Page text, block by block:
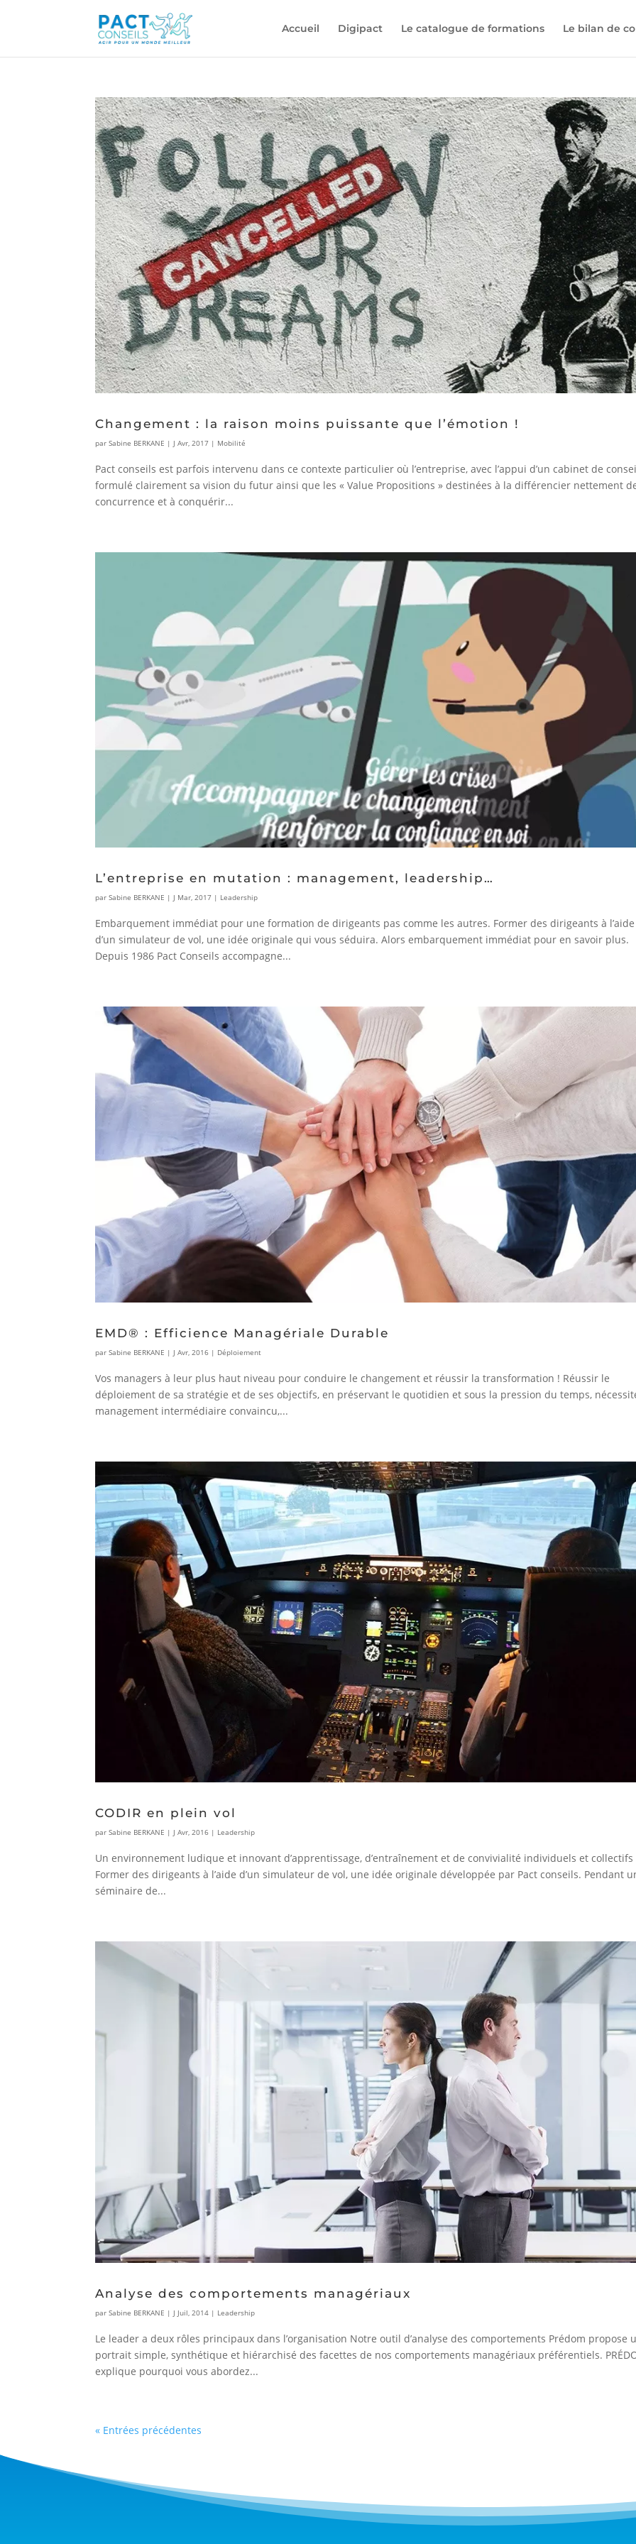
Accueil Digipact Le catalogue de formations Le bilan de
Changement : la raison moins puissante que l’émotion !
parSabine BERKANE | J Avr, 2017 | Mobilité
Pact conseils est parfois intervenu dans ce contexte particulier où l’entreprise, avec l’appui d’un cabinet de
formulé clairement sa vision du futur ainsi que les « Value Propositions » destinées à la différencier nettement
concurrence et à conquérir...
L’entreprise en mutation : management, leadership…
parSabine BERKANE | J Mar, 2017 | Leadership
Embarquement immédiat pour une formation de dirigeants pas comme les autres. Former des dirigeants à l’aide
d’un simulateur de vol, une idée originale qui vous séduira. Alors embarquement immédiat pour en savoir plus.
Depuis 1986 Pact Conseils accompagne...
EMD® : Efficience Managériale Durable
parSabine BERKANE | J Avr, 2016 | Déploiement
Vos managers à leur plus haut niveau pour conduire le changement et réussir la transformation ! Réussir le
déploiement de sa stratégie et de ses objectifs, en préservant le quotidien et sous la pression du temps,
management intermédiaire convaincu,...
CODIR en plein vol
parSabine BERKANE | J Avr, 2016 | Leadership
Un environnement ludique et innovant d’apprentissage, d’entraînement et de convivialité individuels et collectifs
Former des dirigeants à l’aide d’un simulateur de vol, une idée originale développée par Pact conseils. Pendant
séminaire de...
Analyse des comportements managériaux
parSabine BERKANE | J Juil, 2014 | Leadership
Le leader a deux rôles principaux dans l’organisation Notre outil d’analyse des comportements Prédom propose
portrait simple, synthétique et hiérarchisé des facettes de nos comportements managériaux préférentiels.
explique pourquoi vous abordez...
« Entrées précédentes